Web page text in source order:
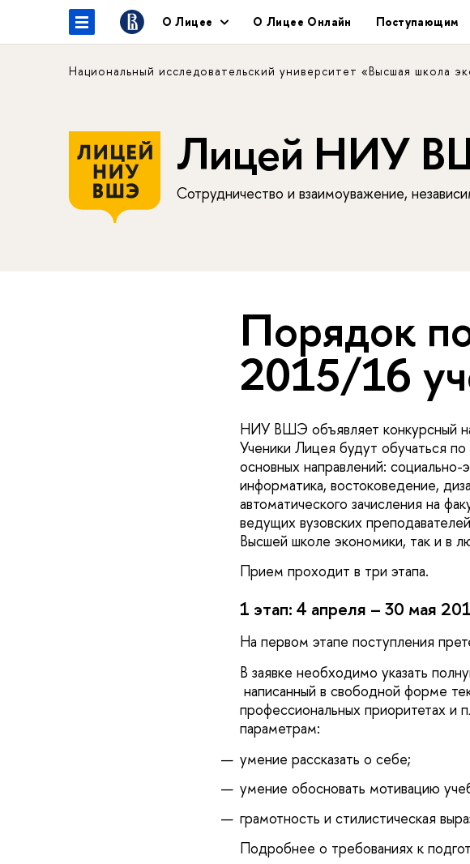
О Лицее О Лицее Онлайн Поступающим
Национальный исследовательский университет «Высшая школа
Лицей НИУ
Сотрудничество и взаимоуважение,
Порядок
2015/16
НИУ ВШЭ объявляет конкурсный
Ученики Лицея будут обучаться
основных направлений:
информатика, востоковедение,
автоматического зачисления на
ведущих вузовских
Высшей школе экономики, так и в
Прием проходит в три этапа.
1 этап: 4 апреля – 30 мая
На первом этапе поступления
В заявке необходимо указать
написанный в свободной форме
профессиональных приоритетах
параметрам:
умение рассказать о себе;
умение обосновать мотивацию
грамотность и стилистическая
Подробнее о требованиях к